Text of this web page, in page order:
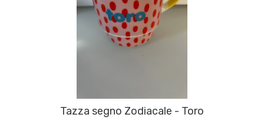
Tazza segno Zodiacale - Toro